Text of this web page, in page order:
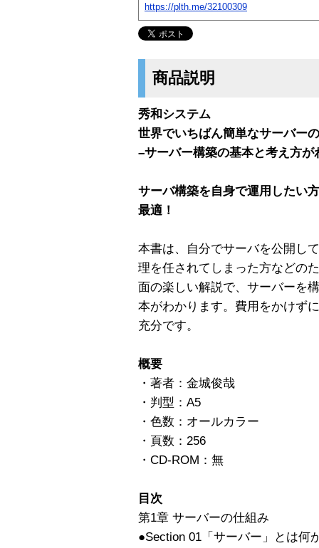
https://plth.me/32100309
商品説明
秀和システム
世界でいちばん簡単なサーバー
–サーバー構築の基本と考え方が
サーバ構築を自身で運用したい
最適！
本書は、自分でサーバを公開し
理を任されてしまった方などの
面の楽しい解説で、サーバーを
本がわかります。費用をかけず
充分です。
概要
・著者：金城俊哉
・判型：A5
・色数：オールカラー
・頁数：256
・CD-ROM：無
目次
第1章 サーバーの仕組み
●Section 01「サーバー」とは何